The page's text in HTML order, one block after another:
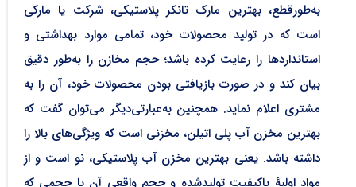
به‌طورقطع، بهترین مارک تانکر پلاستیکی، شرکت یا مارکی
است که در تولید محصولات خود، تمامی موارد بهداشتی و
استانداردها را رعایت کرده باشد؛ حجم مخازن را به‌طور دقیق
بیان کند و در صورت بازیافتی بودن محصولات خود، آن را به
مشتری اعلام نماید. همچنین به‌عبارتی‌دیگر می‌توان گفت که
بهترین مخزن آب پلی اتیلن، مخزنی است که ویژگی‌های بالا را
داشته باشد. یعنی بهترین مخزن آب پلاستیکی، نو است و از